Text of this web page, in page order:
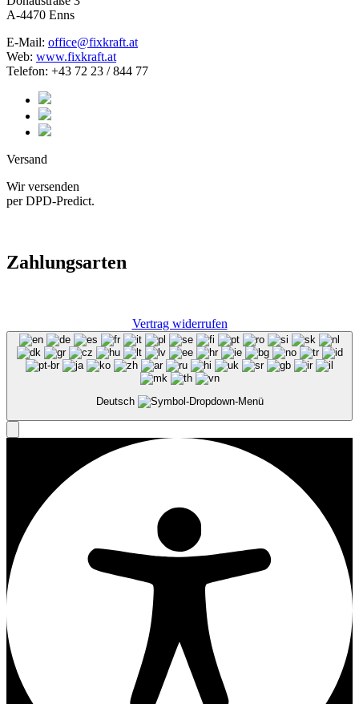
A-4470 Enns
E-Mail: office@fixkraft.at
Web: www.fixkraft.at
Telefon: +43 72 23 / 844 77
Versand
Wir versenden
per DPD-Predict.
Zahlungsarten
Vertrag widerrufen
Deutsch